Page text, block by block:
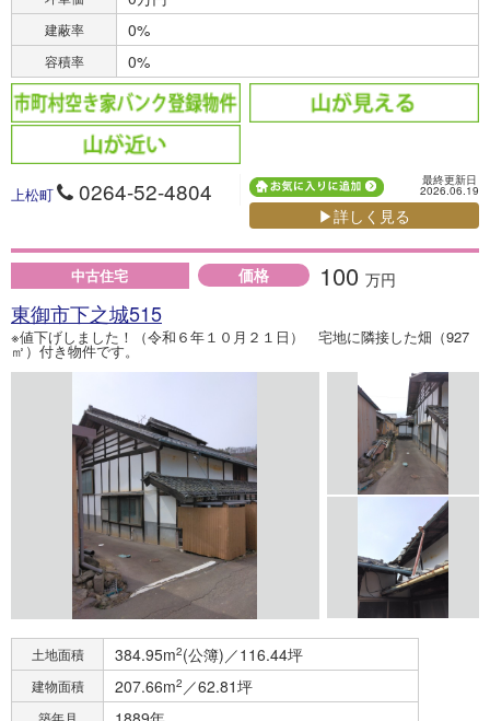
建蔽率 0%
容積率 0%
上松町 0264-52-4804 最終更新日
2026.06.19
▶詳しく見る
中古住宅 価格 100 万円
東御市下之城515
※値下げしました！（令和６年１０月２１日） 宅地に隣接した畑（927
㎡）付き物件です。
土地面積 384.95m2(公簿)／116.44坪
建物面積 207.66m2 ／62.81坪
築年月